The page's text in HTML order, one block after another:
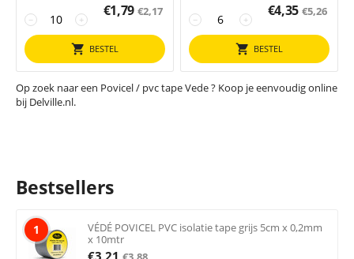
+
−
€1,79 €2,17
BESTEL
+
−
€4,35 €5,26
BESTEL
Op zoek naar een Povicel / pvc tape Vede ? Koop je eenvoudig online
bij Delville.nl.
Bestsellers
1
VÉDÉ POVICEL PVC isolatie tape grijs 5cm x 0,2mm
x 10mtr
€3,21